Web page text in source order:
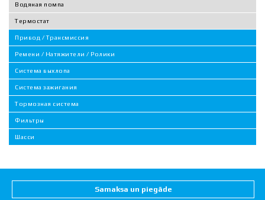
Водяная помпа
Термостат
Привод / Трансмиссия
Ремени / Натяжители / Ролики
Система выхлопа
Система зажигания
Тормозная система
Фильтры
Шасси
Samaksa un piegāde